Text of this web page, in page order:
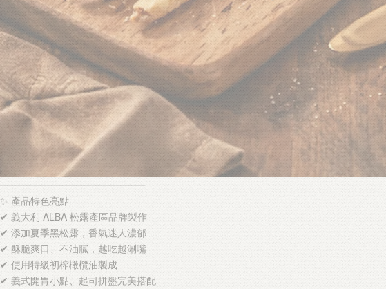
━━━━━━━━━━━━━━━
✨ 產品特色亮點
✔ 義大利 ALBA 松露產區品牌製作
✔ 添加夏季黑松露，香氣迷人濃郁
✔ 酥脆爽口、不油膩，越吃越涮嘴
✔ 使用特級初榨橄欖油製成
✔ 義式開胃小點、起司拼盤完美搭配